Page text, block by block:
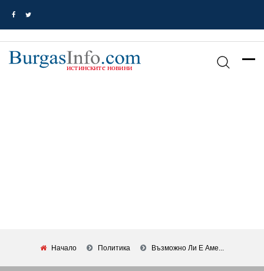
Начало Политика Възможно Ли Е Аме...